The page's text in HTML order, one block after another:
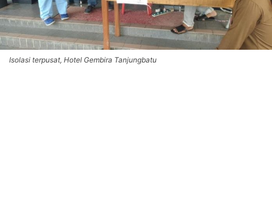
Isolasi terpusat, Hotel Gembira Tanjungbatu